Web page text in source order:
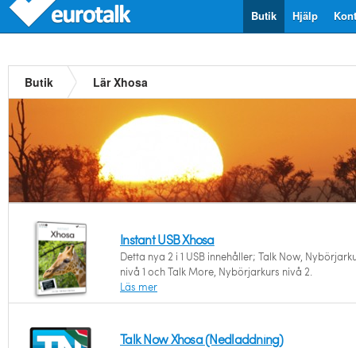
Hjälp
Butik
Butik Lär Xhosa
Instant USB Xhosa
Detta nya 2 i 1 USB innehåller; Talk Now,
nivå 1 och Talk More, Nybörjarkurs nivå 2.
Läs mer
Talk Now Xhosa (Nedladdning)